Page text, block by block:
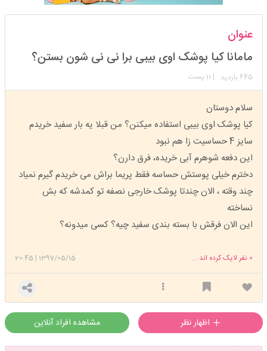
تعداد پست: 6205
عنوان
مامانا کیا پوشک اوی بیبی برا نی نی شون بستن؟
645 بازدید | 11 پست
سلام دوستان
کیا پوشک اوی بیبی استفاده میکنن؟ من قبلا یه بار سفید خریدم
سایز 4 حساسیت زا هم نبود
این دفعه شوهرم آبی خریده، فرق دارن؟
دخترم خیلی پوستش حساسه فقط پریما براش می خریدم گیرم نمیاد
چند وقته ، الان چندتا پوشک خارجی نصفه تو کمدشه که بش
نساخته
این الان فرقش با بسته بندی سفید چیه؟ کسی میدونه؟
1397/05/15
|
20:45 0 نفر لایک کرده اند ...
مشاهده افراد آنلاین